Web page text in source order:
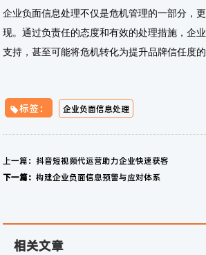
企业负面信息处理不仅是危机管理的一部分，
现。通过负责任的态度和有效的处理措施，企
支持，甚至可能将危机转化为提升品牌信任度的
标签： 企业负面信息处理
上一篇：抖音短视频代运营助力企业快速获客
下一篇：构建企业负面信息预警与应对体系
相关文章